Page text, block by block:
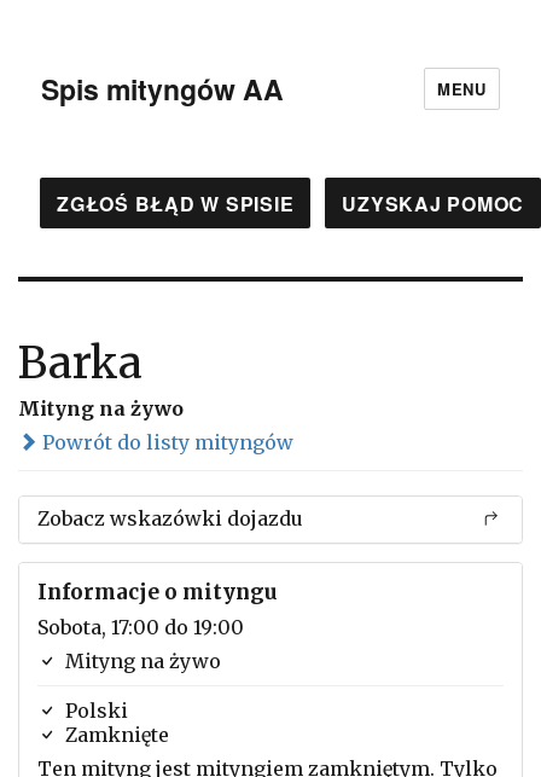
Spis mityngów AA MENU
ZGŁOŚ BŁĄD W SPISIE UZYSKAJ POMOC
Barka
Mityng na żywo
Powrót do listy mityngów
Zobacz wskazówki dojazdu
Informacje o mityngu
Sobota, 17:00 do 19:00
Mityng na żywo
Polski
Zamknięte
Ten mityng jest mityngiem zamkniętym. Tylko